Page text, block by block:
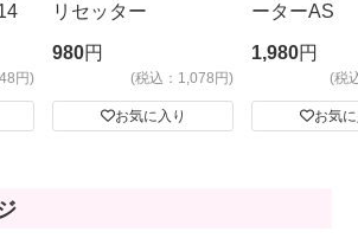
円)
リセッター
980円
(税込：1,078円)
お気に入り
ーターAS
ビッグサイ
1,980円
(税
お気